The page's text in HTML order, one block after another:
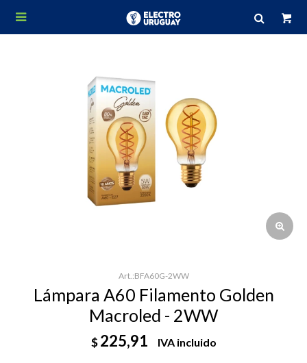

BFA60G-2WW
Lámpara A60 Filamento Golden
Macroled - 2WW
$ 225,91 IVA incluido